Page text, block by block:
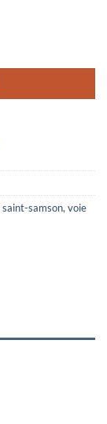
saint-samson, voie